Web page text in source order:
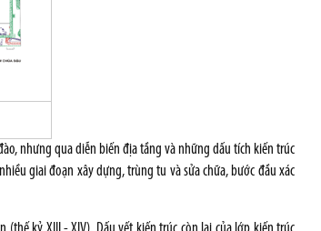
nhưng qua diễn biến địa tầng và những dấu tích kiến trúc
giai đoạn xây dựng, trùng tu và sửa chữa, bước đầu xác